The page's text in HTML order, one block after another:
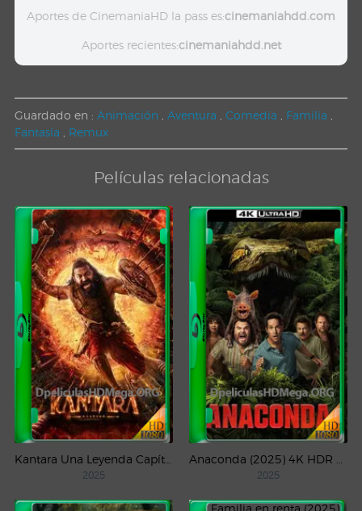
Aportes de CinemaniaHD la pass es:cinemaniahdd.com
Aportes recientes:cinemaniahdd.net
Guardado en : Animación Aventura Comedia Familia
Fantasía
Remux
Películas relacionadas
2025 2025